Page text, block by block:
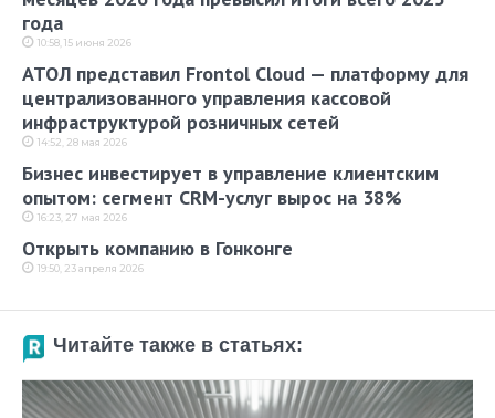
года
10:58, 15 июня 2026
АТОЛ представил Frontol Cloud — платформу для
централизованного управления кассовой
инфраструктурой розничных сетей
14:52, 28 мая 2026
Бизнес инвестирует в управление клиентским
опытом: сегмент CRM-услуг вырос на 38%
16:23, 27 мая 2026
Открыть компанию в Гонконге
19:50, 23 апреля 2026
Читайте также в статьях: